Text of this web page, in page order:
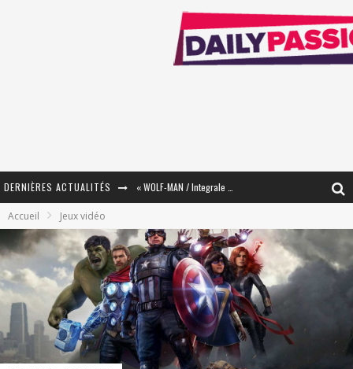
DERNIÈRES ACTUALITÉS
« Le Béton et le Bambou / Propositions pour Mayotte et le Monde. » - Améliorations !
Star Fox
PsyRiver 2026 : la magie revient sur les rives de l’Aar
« MOFUSAND / Parler Japonais » – Des Expressions Pratiques !
Accueil Jeux vidéo